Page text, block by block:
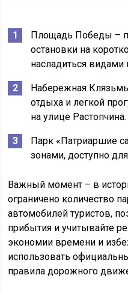
Площадь Победы –
остановки на
насладиться видами
Набережная
отдыха и легкой
на улице Растопчина.
Парк «Патриаршие
зонами, доступно
Важный момент – в
ограничено количество
автомобилей туристов,
прибытия и учитывайте
экономии времени и
использовать
правила дорожного